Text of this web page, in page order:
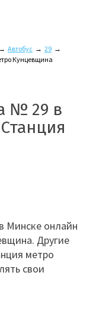
→ Автобус → 29 →
Кунцевщина
№ 29 в
Минске онлайн
Другие
метро
свои